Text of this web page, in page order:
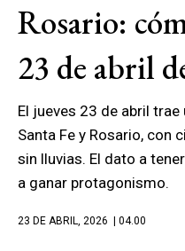
Rosario:
23 de abril
El jueves 23 de abril
Santa Fe y Rosario, con
sin lluvias. El dato a
a ganar protagonismo.
23 DE ABRIL, 2026 | 04.00